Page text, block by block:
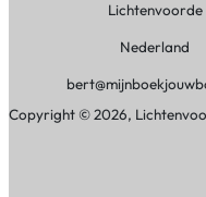
i
Lichtenvoorde
Nederland
Copyright © 2026,